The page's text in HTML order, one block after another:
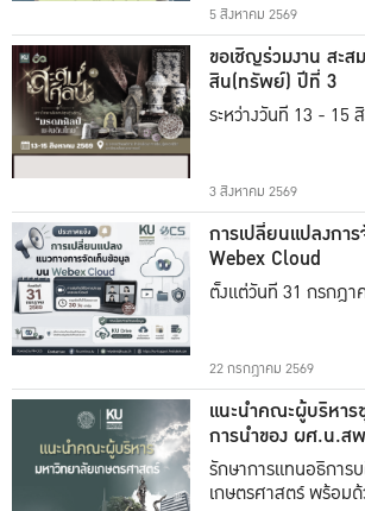
5 สิงหาคม 2569
ขอเชิญร่วมงาน สะส
สิน(ทรัพย์) ปีที่ 3
ระหว่างวันที่ 13 - 15
3 สิงหาคม 2569
การเปลี่ยนแปลงกา
Webex Cloud
ตั้งแต่วันที่ 31 กรกฎา
22 กรกฎาคม 2569
แนะนำคณะผู้บริหาร
การนำของ ผศ.น.ส
ธรรม
รักษาการแทนอธิการ
เกษตรศาสตร์ พร้อม